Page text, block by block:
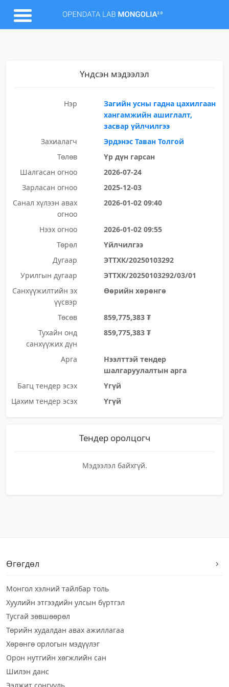
Үндсэн мэдээлэл
Нэр
Загийн усны гадна цахилгаан
хангамжийн ашиглалт,
засвар үйлчилгээ
Захиалагч
Эрдэнэс Таван Толгой
Төлөв
Үр дүн гарсан
Шалгасан огноо
2026-07-24
Зарласан огноо
2025-12-03
Санал хүлээн авах
огноо
2026-01-02 09:40
Нээх огноо
2026-01-02 09:55
Төрөл
Үйлчилгээ
Дугаар
ЭТТХК/20250103292
Урилгын дугаар
ЭТТХК/20250103292/03/01
Санхүүжилтийн эх
үүсвэр
Өөрийн хөрөнгө
Төсөв
859,775,383 ₮
Тухайн онд
санхүүжих дүн
859,775,383 ₮
Арга
Нээлттэй тендер
шалгаруулалтын арга
Багц тендер эсэх
Үгүй
Цахим тендер эсэх
Үгүй
Тендер оролцогч
Мэдээлэл байхгүй.
Өгөгдөл
Монгол хэлний тайлбар толь
Хуулийн этгээдийн улсын бүртгэл
Тусгай зөвшөөрөл
Төрийн худалдан авах ажиллагаа
Хөрөнгө орлогын мэдүүлэг
Орон нутгийн хөгжлийн сан
Шилэн данс